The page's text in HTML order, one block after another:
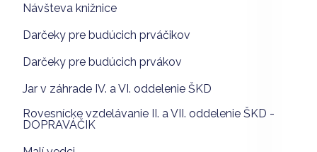
Návšteva knižnice
Darčeky pre budúcich prváčikov
Darčeky pre budúcich prvákov
Jar v záhrade IV. a VI. oddelenie ŠKD
Rovesnícke vzdelávanie II. a VII. oddelenie ŠKD -
DOPRAVÁČIK